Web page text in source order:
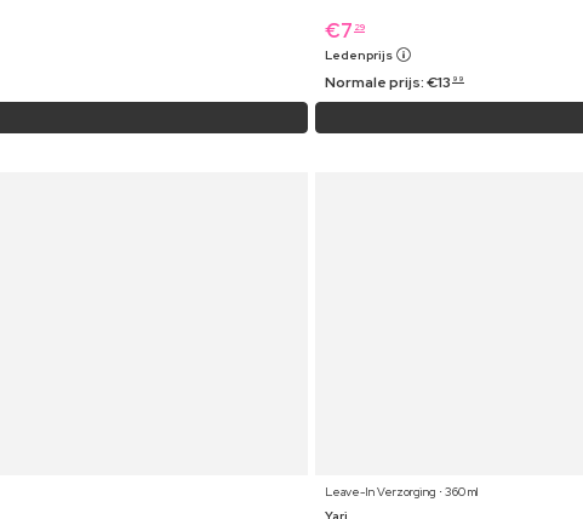
€7 29
Ledenprijs
Normale prijs:€13 99
Leave-In Verzorging ⋅ 360 ml